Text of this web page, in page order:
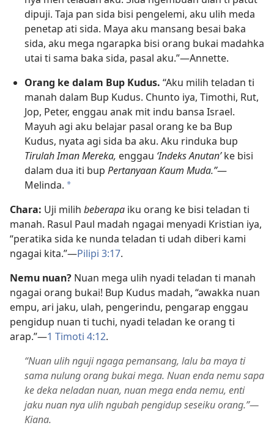
dipuji. Taja pan sida bisi pengelemi, aku ulih meda
penetap ati sida. Maya aku mansang besai baka
sida, aku mega ngarapka bisi orang bukai madahka
utai ti sama baka sida, pasal aku.”—Annette.
Orang ke dalam Bup Kudus. “Aku milih teladan ti
manah dalam Bup Kudus. Chunto iya, Timothi, Rut,
Jop, Peter, enggau anak mit indu bansa Israel.
Mayuh agi aku belajar pasal orang ke ba Bup
Kudus, nyata agi sida ba aku. Aku rinduka bup
Tirulah Iman Mereka, enggau ‘Indeks Anutan’ke bisi
dalam dua iti bup Pertanyaan Kaum Muda.”—
Melinda. a
Chara: Uji milih beberapa iku orang ke bisi teladan ti
manah. Rasul Paul madah ngagai menyadi Kristian iya,
“peratika sida ke nunda teladan ti udah diberi kami
ngagai kita.”—Pilipi 3:17.
Nemu nuan? Nuan mega ulih nyadi teladan ti manah
ngagai orang bukai! Bup Kudus madah, “awakka nuan
empu, ari jaku, ulah, pengerindu, pengarap enggau
pengidup nuan ti tuchi, nyadi teladan ke orang ti
arap.”—1 Timoti 4:12.
“Nuan ulih nguji ngaga pemansang, lalu ba maya ti
sama nulung orang bukai mega. Nuan enda nemu sapa
ke deka neladan nuan, nuan mega enda nemu, enti
jaku nuan nya ulih ngubah pengidup seseiku orang.”—
Kiana.